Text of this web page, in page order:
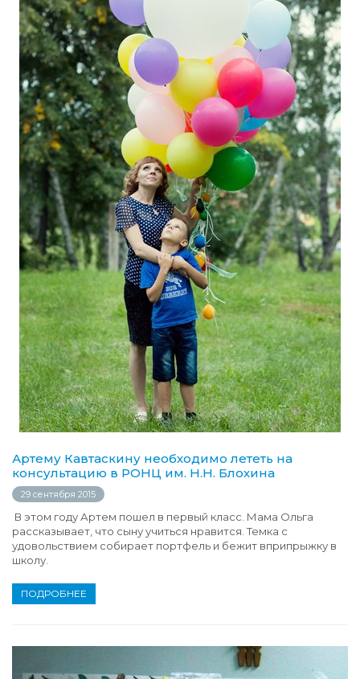
Артему Кавтаскину необходимо лететь на
консультацию в РОНЦ им. Н.Н. Блохина
29 сентября 2015
В этом году Артем пошел в первый класс. Мама Ольга
рассказывает, что сыну учиться нравится. Темка с
удовольствием собирает портфель и бежит вприпрыжку в
школу.
ПОДРОБНЕЕ